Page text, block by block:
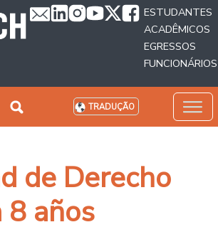
principal
ESTUDANTES
ACADÊMICOS
EGRESSOS
FUNCIONÁRIOS
TRADUÇÃO
de Derecho
8 años